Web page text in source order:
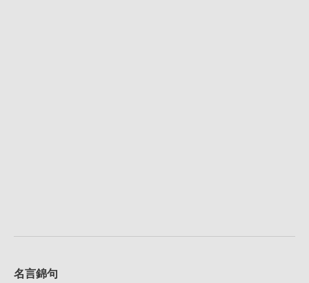
名言錦句